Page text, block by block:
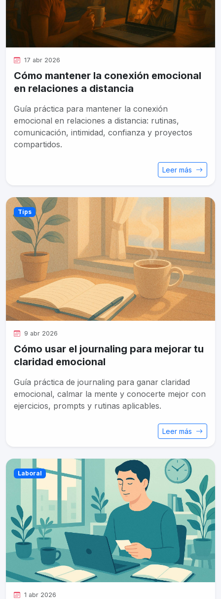
17 abr 2026
Cómo mantener la conexión emocional
en relaciones a distancia
Guía práctica para mantener la conexión
emocional en relaciones a distancia: rutinas,
comunicación, intimidad, confianza y proyectos
compartidos.
Leer más
Tips
9 abr 2026
Cómo usar el journaling para mejorar tu
claridad emocional
Guía práctica de journaling para ganar claridad
emocional, calmar la mente y conocerte mejor con
ejercicios, prompts y rutinas aplicables.
Leer más
Laboral
1 abr 2026